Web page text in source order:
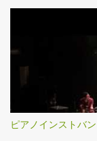
貰おうと思ってい
リングス音源でも
管、木管で揃えて
Heavyocity
いるシネマティッ
うプラグインが沢
Mosaic KEYS、
ている物ですね。
してるだけです）
行きたいと思いま
ンセの説明書、ど
る程度慣れてくる
まうので読まなか
説明書は最初から
ピアノインストバ